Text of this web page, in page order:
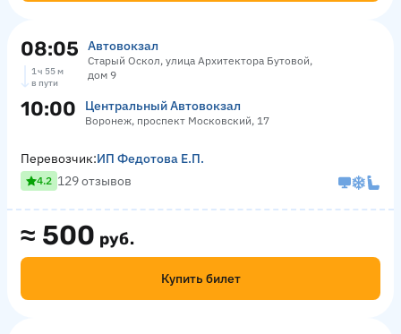
08:05 Автовокзал
Старый Оскол, улица Архитектора Бутовой,
дом 9
1 ч 55 м
в пути
10:00 Центральный Автовокзал
Воронеж, проспект Московский, 17
≈ 500 руб.
Купить билет
Перевозчик:ИП Федотова Е.П.
4.2 129 отзывов